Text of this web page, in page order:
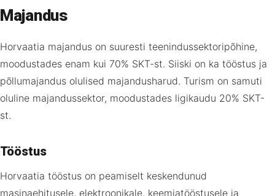
Majandus
Horvaatia majandus on suuresti teenindussektoripõhine,
moodustades enam kui 70% SKT-st. Siiski on ka tööstus ja
põllumajandus olulised majandusharud. Turism on samuti
oluline majandussektor, moodustades ligikaudu 20% SKT-
st.
Tööstus
Horvaatia tööstus on peamiselt keskendunud
masinaehitusele, elektroonikale, keemiatööstusele ja